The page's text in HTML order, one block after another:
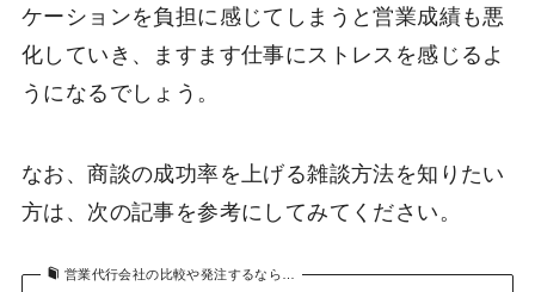
ケーションを負担に感じてしまうと営業成績も悪
化していき、ますます仕事にストレスを感じるよ
うになるでしょう。
なお、商談の成功率を上げる雑談方法を知りたい
方は、次の記事を参考にしてみてください。
営業代行会社の比較や発注するなら…